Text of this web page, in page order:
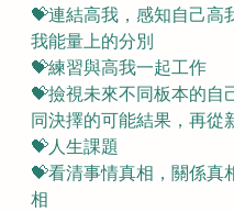
💝連結高我，感知自己高
我能量上的分別
💝練習與高我一起工作
💝撿視未來不同板本的自
同決擇的可能結果，再從
💝人生課題
💝看清事情真相，關係真
相